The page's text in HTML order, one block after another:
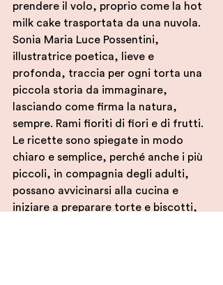
prendere il volo, proprio come la hot
milk cake trasportata da una nuvola.
Sonia Maria Luce Possentini,
illustratrice poetica, lieve e
profonda, traccia per ogni torta una
piccola storia da immaginare,
lasciando come firma la natura,
sempre. Rami fioriti di fiori e di frutti.
Le ricette sono spiegate in modo
chiaro e semplice, perché anche i più
piccoli, in compagnia degli adulti,
possano avvicinarsi alla cucina e
iniziare a preparare torte e biscotti,